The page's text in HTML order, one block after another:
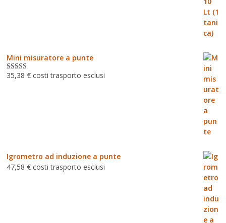
Mini misuratore a punte
Valutat
35,38€ costi trasporto esclusi
Igrometro ad induzione a punte
47,58€ costi trasporto esclusi